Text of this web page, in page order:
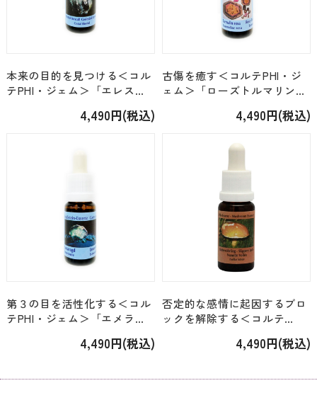
本来の目的を見つける＜コル
テPHI・ジェム＞「エレスチ
4,490円(税込)
古傷を癒す＜コルテPHI・ジ
ェム＞「ローズトルマリン」
4,490円(税込)
第３の目を活性化する＜コル
テPHI・ジェム＞「エメラル
4,490円(税込)
否定的な感情に起因するブロ
ックを解除する＜コルテ
リッパリージャック」 [15ml]
4,490円(税込)